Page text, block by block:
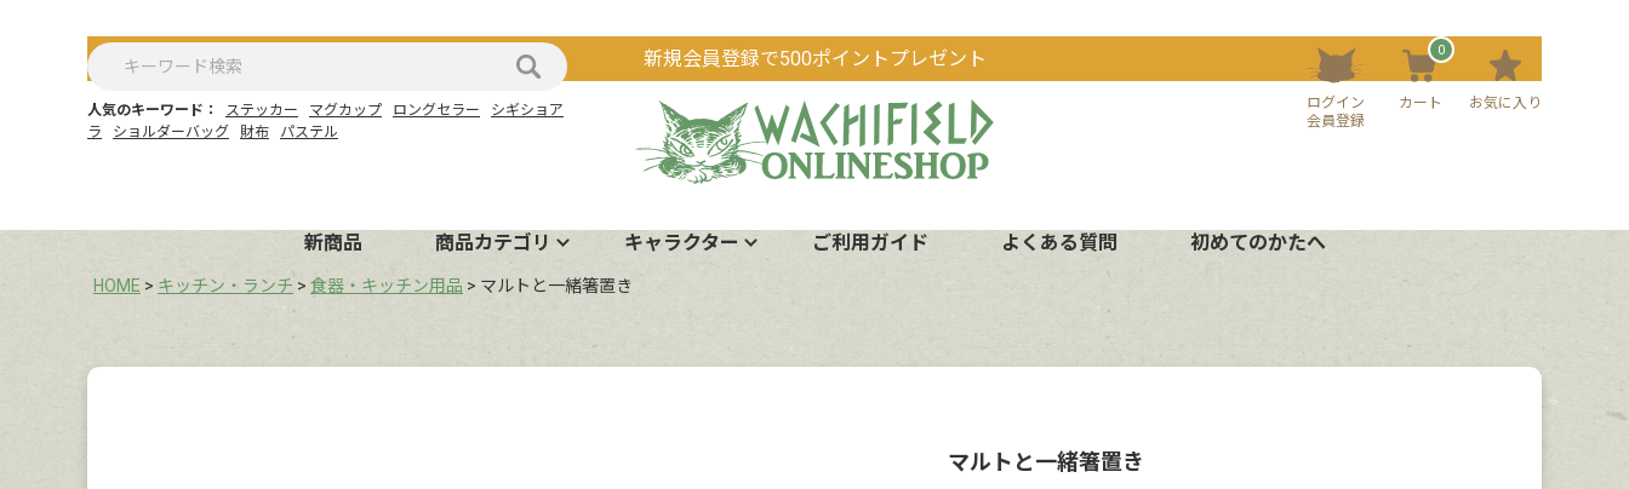
新規会員登録で500ポイントプレゼント
人気のキーワード： ステッカー マグカップ ロングセラー
シギショア
ラ
ショルダーバッグ 財布 パステル
ログイン
会員登録
カート
0
お気に入り
新商品 商品カテゴリ キャラクター ご利用ガイド よくある質問 初めてのかたへ
HOME キッチン・ランチ 食器・キッチン用品 マルトと一緒箸置き
マルトと一緒箸置き